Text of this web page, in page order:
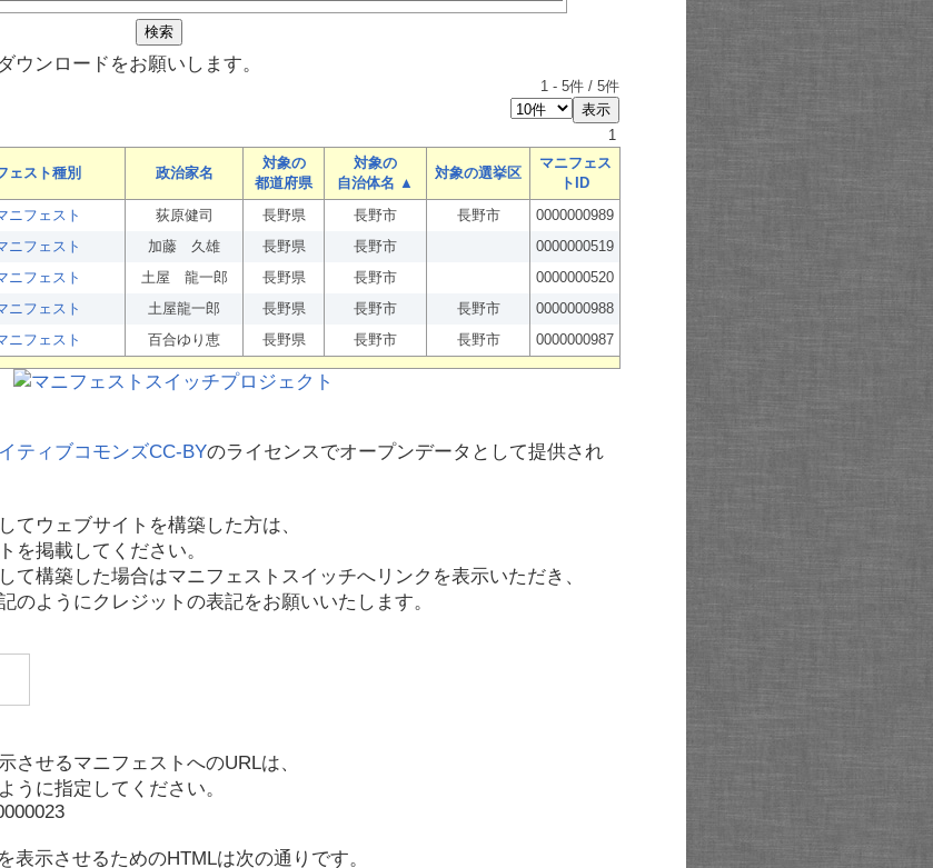
ウンロードをお願いします。
1 - 5件 / 5件
1
ェスト種別 政治家名
対象の
都道府県
対象の
自治体名 ▲
対象の選挙区
マニフェス
トID
ニフェスト 荻原健司 長野県 長野市 長野市
0000000989
ニフェスト 加藤 久雄 長野県 長野市
0000000519
ニフェスト 土屋 龍一郎 長野県 長野市
0000000520
ニフェスト 土屋龍一郎 長野県 長野市 長野市
0000000988
ニフェスト 百合ゆり恵 長野県 長野市 長野市 0000000987
ティブコモンズCC-BYのライセンスでオープンデータとして提供され
てウェブサイトを構築した方は、
を掲載してください。
て構築した場合はマニフェストスイッチへリンクを表示いただき、
のようにクレジットの表記をお願いいたします。
させるマニフェストへのURLは、
うに指定してください。
表示させるためのHTMLは次の通りです。